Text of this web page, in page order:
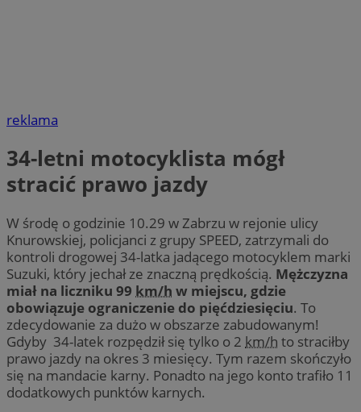
reklama
34-letni motocyklista mógł
stracić prawo jazdy
W środę o godzinie 10.29 w Zabrzu w rejonie ulicy
Knurowskiej, policjanci z grupy SPEED, zatrzymali do
kontroli drogowej 34-latka jadącego motocyklem marki
Suzuki, który jechał ze znaczną prędkością. Mężczyzna
miał na liczniku 99 km/h w miejscu, gdzie
obowiązuje ograniczenie do pięćdziesięciu. To
zdecydowanie za dużo w obszarze zabudowanym!
Gdyby 34-latek rozpędził się tylko o 2 km/h to straciłby
prawo jazdy na okres 3 miesięcy. Tym razem skończyło
się na mandacie karny. Ponadto na jego konto trafiło 11
dodatkowych punktów karnych.